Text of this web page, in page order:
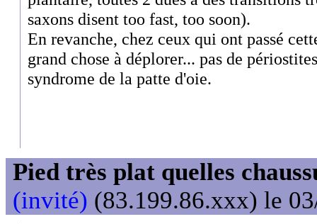
saxons disent too fast, too soon).
En revanche, chez ceux qui ont passé
grand chose à déplorer... pas de
syndrome de la patte d'oie.
Pied très plat quelles
(invité) (83.199.86.xxx) le